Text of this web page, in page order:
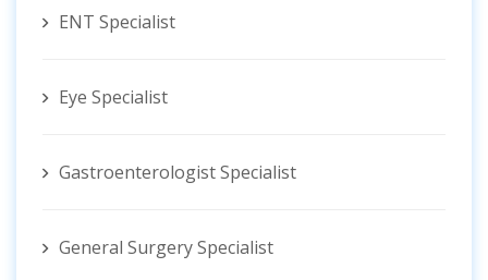
ENT Specialist
Eye Specialist
Gastroenterologist Specialist
General Surgery Specialist